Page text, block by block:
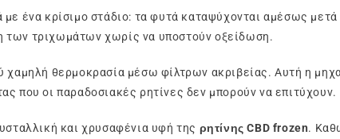
ένα κρίσιμο στάδιο: τα φυτά καταψύχονται αμέσως
των τριχωμάτων χωρίς να υποστούν οξείδωση.
χαμηλή θερμοκρασία μέσω φίλτρων ακριβείας. Αυτή η
που οι παραδοσιακές ρητίνες δεν μπορούν να επιτύχουν.
και χρυσαφένια υφή της ρητίνης CBD frozen.